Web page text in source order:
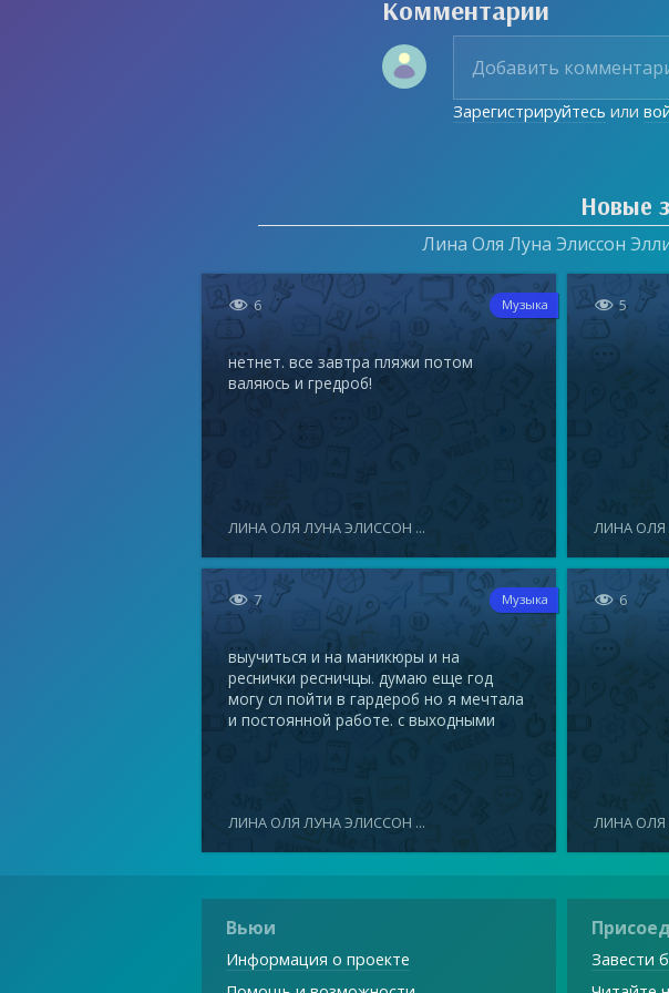
Комментарии
Зарегистрируйтесь или
Новые
Лина Оля Луна Элиссон
 6 Музыка
нетнет. все завтра пляжи потом
валяюсь и гредроб!
ЛИНА ОЛЯ ЛУНА ЭЛИССОН ...
 5
ЛИНА ОЛЯ
 7 Музыка
выучиться и на маникюры и на
реснички ресничцы. думаю еще год
могу сл пойти в гардероб но я мечтала
и постоянной работе. с выходными
ЛИНА ОЛЯ ЛУНА ЭЛИССОН ...
 6
ЛИНА ОЛЯ
Вьюи
Информация о проекте
Завести